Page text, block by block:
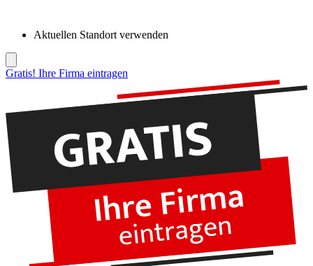
Aktuellen Standort verwenden
Gratis! Ihre Firma eintragen